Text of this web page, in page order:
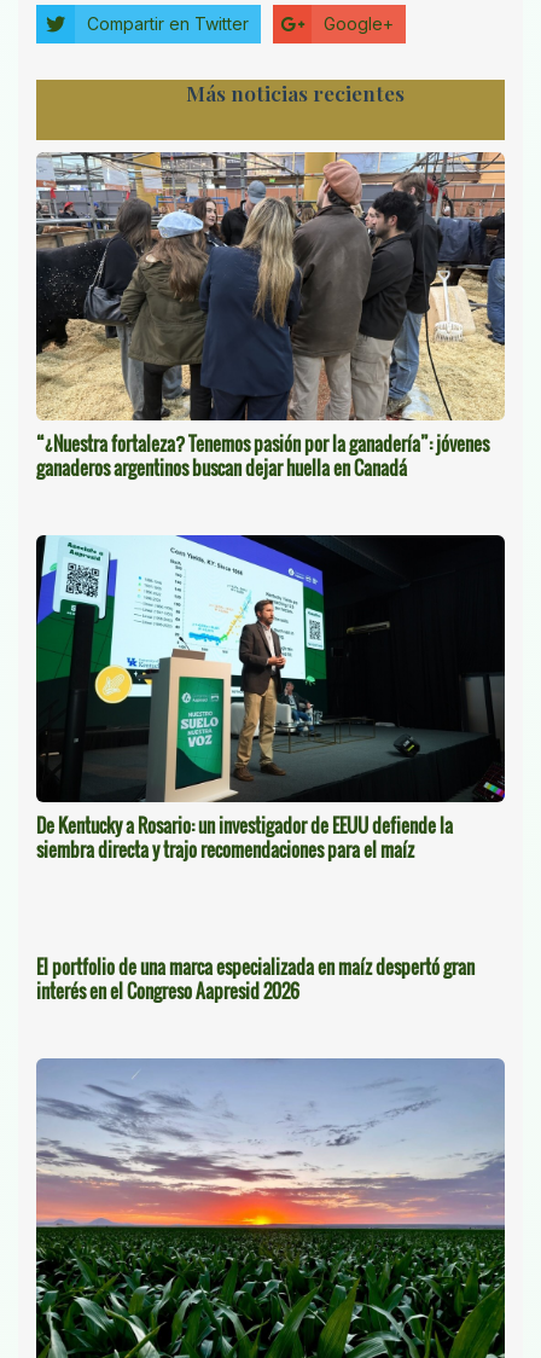
Compartir en Twitter Google+
Más noticias recientes
“¿Nuestra fortaleza? Tenemos pasión por la ganadería”: jóvenes
ganaderos argentinos buscan dejar huella en Canadá
De Kentucky a Rosario: un investigador de EEUU defiende la
siembra directa y trajo recomendaciones para el maíz
El portfolio de una marca especializada en maíz despertó gran
interés en el Congreso Aapresid 2026